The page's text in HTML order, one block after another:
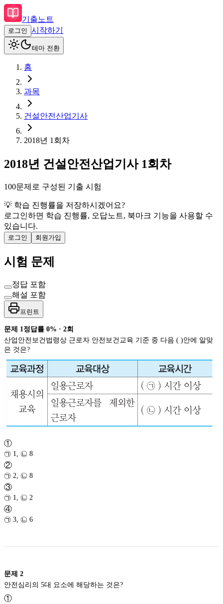
기출노트
로그인 시작하기
테마 전환
홈
과목
건설안전산업기사
2018년 1회차
2018년 건설안전산업기사 1회차
100문제로 구성된 기출 시험
💡 학습 진행률을 저장하시겠어요?
로그인하면 학습 진행률, 오답노트, 북마크 기능을 사용할 수
있습니다.
로그인 회원가입
시험 문제
정답 포함
해설 포함
프린트
문제 1 정답률 0% · 2회
산업안전보건법령상 근로자 안전보건교육 기준 중 다음 ( )안에 알맞
은 것은?
①
㉠ 1, ㉡ 8
②
㉠ 2, ㉡ 8
③
㉠ 1, ㉡ 2
④
㉠ 3, ㉡ 6
문제 2
안전심리의 5대 요소에 해당하는 것은?
①